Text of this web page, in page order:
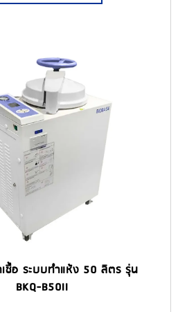
ชื้อ ระบบทำแห้ง 50 ลิตร รุ่น
BKQ-B50II